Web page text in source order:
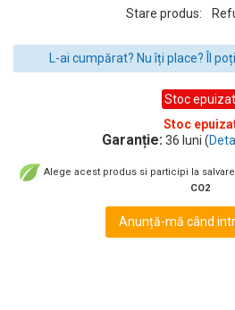
Stare produs:
L-ai cumpărat? Nu îți place? Îl
Stoc epuizat
Stoc
Garanție: 36 luni (
Alege acest produs si participi la
CO2
Anunță-mă când